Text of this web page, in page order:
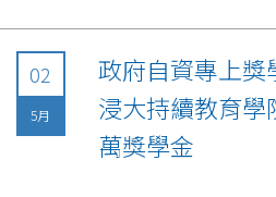
02
5月
政府自資專上獎
浸大持續教育
萬獎學金